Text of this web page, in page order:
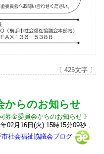
〔 425文字 〕
からのお知らせ
募金委員会からのお知らせ
02月16日(火) 15時15分09秒
市社会福祉協議会ブログ